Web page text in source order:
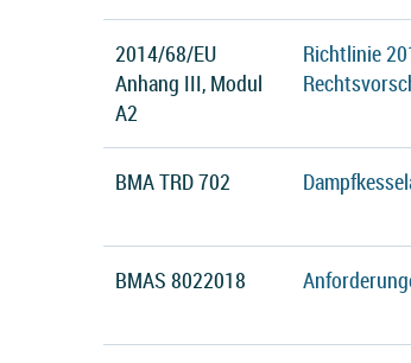
2014/68/EU
Anhang III, Modul
A2
Richtlinie
BMA TRD 702
BMAS 8022018